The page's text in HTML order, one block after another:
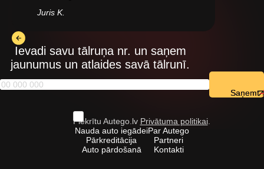
Juris K.
Ievadi savu tālruņa nr. un saņem
jaunumus un atlaides savā tālrunī.
Piekrītu Autego.lv Privātuma politikai.
Nauda auto iegādei
Pārkreditācija
Auto pārdošanā
Par Autego
Partneri
Kontakti